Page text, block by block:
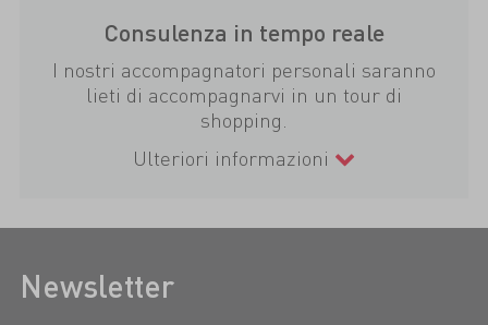
Consulenza in tempo reale
I nostri accompagnatori personali saranno
lieti di accompagnarvi in un tour di
shopping.
Ulteriori informazioni
Newsletter